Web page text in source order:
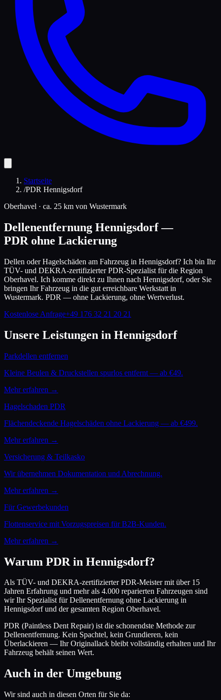
Startseite
/PDR Hennigsdorf
Oberhavel · ca. 25 km von Wustermark
Dellenentfernung Hennigsdorf—
PDR ohne Lackierung
Dellen oder Hagelschäden am Fahrzeug in Hennigsdorf? Ich bin Ihr
TÜV- und DEKRA-zertifizierter PDR-Spezialist für die Region
Oberhavel. Ich komme direkt zu Ihnen nach Hennigsdorf, oder Sie
bringen Ihr Fahrzeug in die gut erreichbare Werkstatt in
Wustermark. PDR — ohne Lackierung, ohne Wertverlust.
Kostenlose Anfrage+49 176 32 21 20 21
Unsere Leistungen in Hennigsdorf
Parkdellen entfernen
Kleine Beulen & Druckstellen spurlos entfernt — ab €49.
Mehr erfahren →
Hagelschaden PDR
Flächendeckende Hagelschäden ohne Lackierung — ab €499.
Mehr erfahren →
Versicherung & Teilkasko
Wir übernehmen Dokumentation und Abrechnung.
Mehr erfahren →
Für Gewerbekunden
Flottenservice mit Vorzugspreisen für B2B-Kunden.
Mehr erfahren →
Warum PDR in Hennigsdorf?
Als TÜV- und DEKRA-zertifizierter PDR-Meister mit über 15
Jahren Erfahrung und mehr als 4.000 reparierten Fahrzeugen sind
wir Ihr Spezialist für Dellenentfernung ohne Lackierung in
Hennigsdorfund der gesamten Region Oberhavel.
PDR (Paintless Dent Repair) ist die schonendste Methode zur
Dellenentfernung. Kein Spachtel, kein Grundieren, kein
Überlackieren — Ihr Originallack bleibt vollständig erhalten und Ihr
Fahrzeug behält seinen Wert.
Auch in der Umgebung
Wir sind auch in diesen Orten für Sie da: